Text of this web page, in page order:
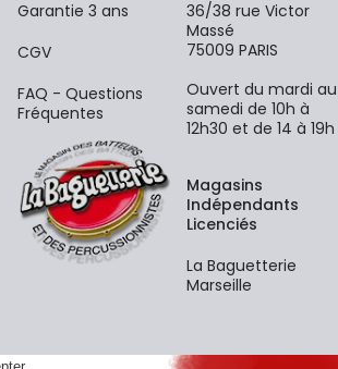
Garantie 3 ans
CGV
FAQ - Questions
Fréquentes
36/38 rue Victor
Massé
75009 PARIS
Ouvert du mardi au
samedi de 10h à
12h30 et de 14 à 19h
Magasins
Indépendants
Licenciés
La Baguetterie
Marseille